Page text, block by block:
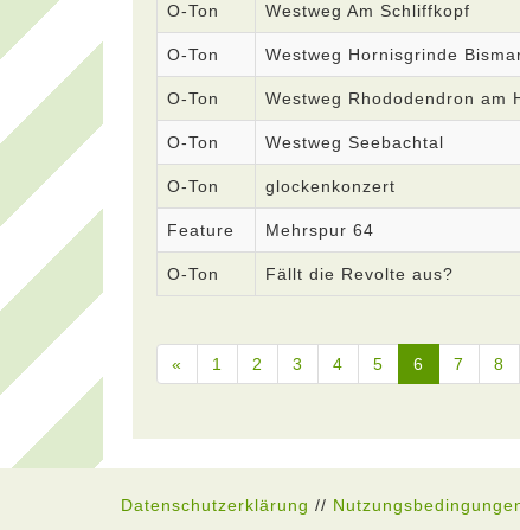
O-Ton Westweg Am Schliffkopf
O-Ton Westweg Hornisgrinde
O-Ton Westweg Rhododendron am
O-Ton Westweg Seebachtal
O-Ton glockenkonzert
Feature Mehrspur 64
O-Ton Fällt die Revolte aus?
« 1 2 3 4 5 6 7 8
Datenschutzerklärung //